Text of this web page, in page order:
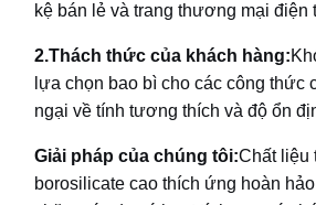
kệ bán lẻ và trang thương mại điện
2.Thách thức của khách hàng:
lựa chọn bao bì cho các công thức
ngại về tính tương thích và độ ổn
Giải pháp của chúng tôi:Chất liệu
borosilicate cao thích ứng hoàn